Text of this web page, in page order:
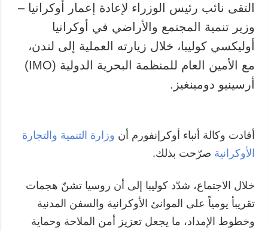
التقى نائب رئيس الوزراء لإعادة إعمار أوكرانيا –
وزير تنمية المجتمع والأراضي في أوكرانيا
أوليكسي كوليبا، خلال زيارته العملية إلى لندن،
مع الأمين العام للمنظمة البحرية الدولية (IMO)
أرسينيو دومينغيز.
أفادت وكالة أنباء أوكرإنفورم أن وزارة التنمية والتجارة
الأوكرانية صرّحت بذلك.
خلال الاجتماع، شدّد كوليبا إلى أن روسيا تشنّ هجمات
تقريبأ يومياً على الموانئ الأوكرانية والسفن المدنية
وخطوط الإمداد، ما يجعل تعزيز أمن الملاحة وحماية